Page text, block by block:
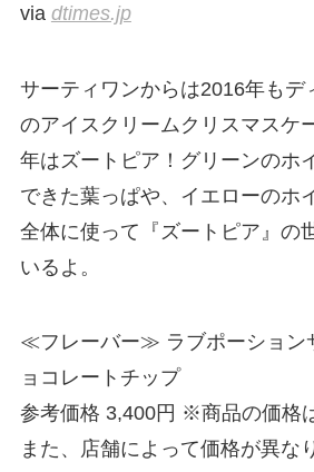
via dtimes.jp
サーティワンからは2016年もデ
のアイスクリームクリスマスケ
年はズートピア！グリーンのホ
できた葉っぱや、イエローのホ
全体に使って『ズートピア』の
いるよ。
≪フレーバー≫ ラブポーション
ョコレートチップ
参考価格 3,400円 ※商品の価格
また、店舗によって価格が異な